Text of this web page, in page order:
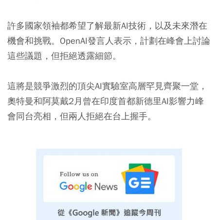
許多國家領袖都希望了解最新AI技術，以及未來潛在
機會和挑戰。OpenAI發言人表示，計劃在峰會上討論
這些議題，但拒絕透露細節。
這將是競爭激烈的頂尖AI實驗室高層罕見齊聚一堂，
奧特曼和阿莫戴2月曾在印度首都新德里AI影響力峰
會同台亮相，但兩人拒絕在台上握手。